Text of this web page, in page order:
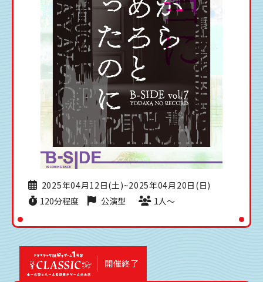
2025年04月12日(土)~2025年04月20日(日)
120分程度
公演型 1人〜
開催終了